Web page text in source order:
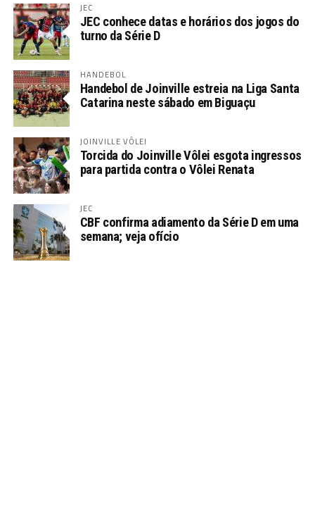
JEC
JEC conhece datas e horários dos jogos do
turno da Série D
HANDEBOL
Handebol de Joinville estreia na Liga Santa
Catarina neste sábado em Biguaçu
JOINVILLE VÔLEI
Torcida do Joinville Vôlei esgota ingressos
para partida contra o Vôlei Renata
JEC
CBF confirma adiamento da Série D em uma
semana; veja ofício